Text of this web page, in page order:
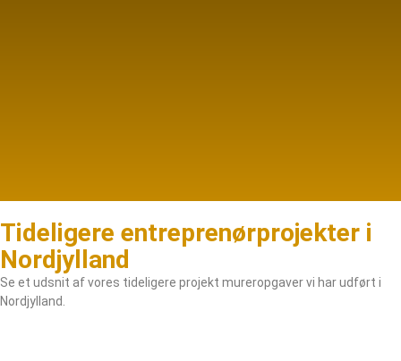
Tideligere entreprenørprojekter i
Nordjylland
Se et udsnit af vores tideligere projekt mureropgaver vi har udført i
Nordjylland.